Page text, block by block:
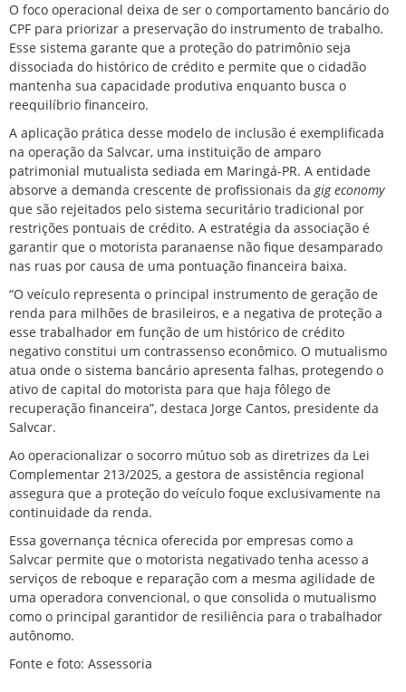
O foco operacional deixa de ser o comportamento bancário do
CPF para priorizar a preservação do instrumento de trabalho.
Esse sistema garante que a proteção do patrimônio seja
dissociada do histórico de crédito e permite que o cidadão
mantenha sua capacidade produtiva enquanto busca o
reequilíbrio financeiro.
A aplicação prática desse modelo de inclusão é exemplificada
na operação da Salvcar, uma instituição de amparo
patrimonial mutualista sediada em Maringá-PR. A entidade
absorve a demanda crescente de profissionais dagig economy
que são rejeitados pelo sistema securitário tradicional por
restrições pontuais de crédito. A estratégia da associação é
garantir que o motorista paranaense não fique desamparado
nas ruas por causa de uma pontuação financeira baixa.
“O veículo representa o principal instrumento de geração de
renda para milhões de brasileiros, e a negativa de proteção a
esse trabalhador em função de um histórico de crédito
negativo constitui um contrassenso econômico. O mutualismo
atua onde o sistema bancário apresenta falhas, protegendo o
ativo de capital do motorista para que haja fôlego de
recuperação financeira”, destaca Jorge Cantos, presidente da
Salvcar.
Ao operacionalizar o socorro mútuo sob as diretrizes da Lei
Complementar 213/2025, a gestora de assistência regional
assegura que a proteção do veículo foque exclusivamente na
continuidade da renda.
Essa governança técnica oferecida por empresas como a
Salvcar permite que o motorista negativado tenha acesso a
serviços de reboque e reparação com a mesma agilidade de
uma operadora convencional, o que consolida o mutualismo
como o principal garantidor de resiliência para o trabalhador
autônomo.
Fonte e foto: Assessoria